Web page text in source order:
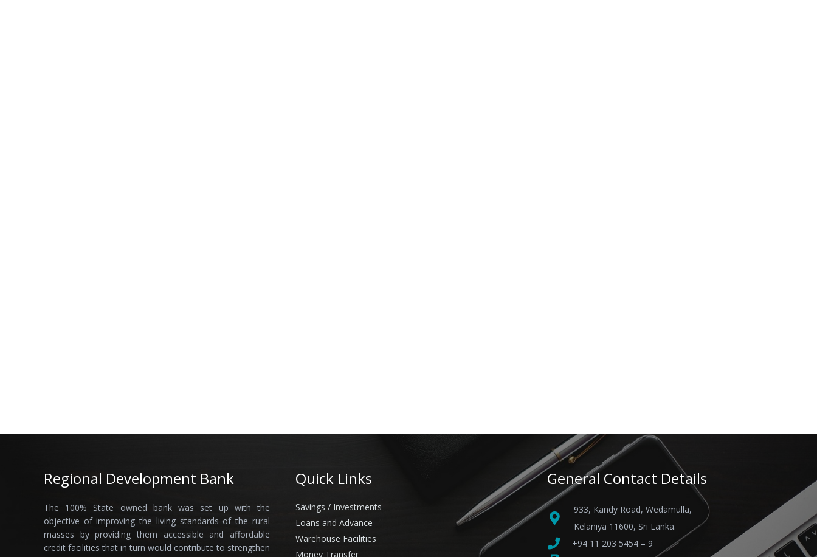
Regional Development Bank
The 100% State owned bank was set up with the
objective of improving the living standards of the rural
masses by providing them accessible and affordable
credit facilities that in turn would contribute to strengthen
Quick Links
Savings / Investments
Loans and Advance
Warehouse Facilities
Money Transfer
General Contact Details
933, Kandy Road, Wedamulla,
Kelaniya 11600, Sri Lanka.
+94 11 203 5454 – 9